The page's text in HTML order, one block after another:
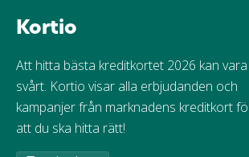
Kortio
Att hitta bästa kreditkortet 2026 kan vara
svårt. Kortio visar alla erbjudanden och
kampanjer från marknadens kreditkort
att du ska hitta rätt!